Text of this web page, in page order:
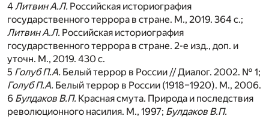
4 Литвин А.Л. Российская историография
государственного террора в стране. М., 2019. 364 с.;
Литвин А.Л. Российская историография
государственного террора в стране. 2-е изд., доп. и
уточн. М., 2019. 430 с.
5 Голуб П.А. Белый террор в России // Диалог. 2002. № 1;
Голуб П.А. Белый террор в России (1918–1920). М., 2006.
6 Булдаков В.П. Красная смута. Природа и последствия
революционного насилия. М., 1997; Булдаков В.П.